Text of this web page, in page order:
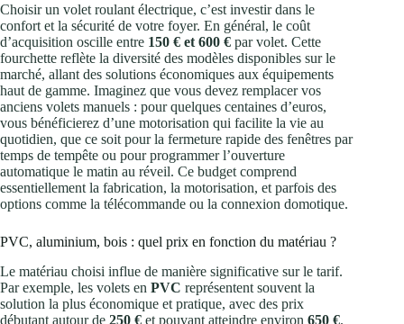
Choisir un volet roulant électrique, c’est investir dans le
confort et la sécurité de votre foyer. En général, le coût
d’acquisition oscille entre 150 € et 600 € par volet. Cette
fourchette reflète la diversité des modèles disponibles sur le
marché, allant des solutions économiques aux équipements
haut de gamme. Imaginez que vous devez remplacer vos
anciens volets manuels : pour quelques centaines d’euros,
vous bénéficierez d’une motorisation qui facilite la vie au
quotidien, que ce soit pour la fermeture rapide des fenêtres par
temps de tempête ou pour programmer l’ouverture
automatique le matin au réveil. Ce budget comprend
essentiellement la fabrication, la motorisation, et parfois des
options comme la télécommande ou la connexion domotique.
PVC, aluminium, bois : quel prix en fonction du matériau ?
Le matériau choisi influe de manière significative sur le tarif.
Par exemple, les volets en PVC représentent souvent la
solution la plus économique et pratique, avec des prix
débutant autour de 250 € et pouvant atteindre environ 650 €.